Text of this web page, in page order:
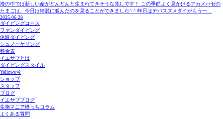
海の中では新しい命がどんどんと生まれてきそうな兆しです！ この季節よく見かけるアカメハゼの
たまごは、今日は綺麗に並んだのを見ることができました^ ^ 昨日はデバスズメダイがもう一...
2025.06.28
ダイビングコース
ファンダイビング
体験ダイビング
シュノーケリング
料金表
イエサブとは
ダイビングスタイル
Yellows号
ショップ
スタッフ
ブログ
イエサブブログ
生物マニア峰っちコラム
よくある質問